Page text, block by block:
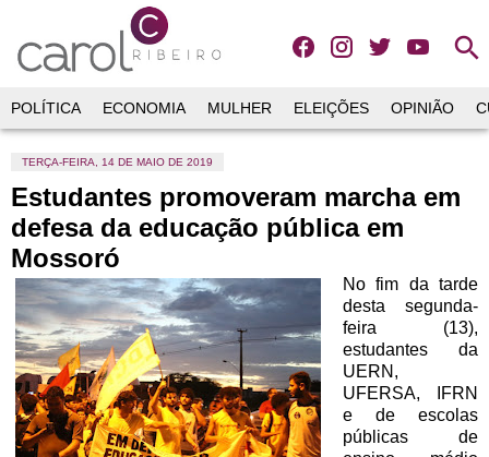
search
POLÍTICA ECONOMIA MULHER ELEIÇÕES OPINIÃO
TERÇA-FEIRA, 14 DE MAIO DE 2019
Estudantes promoveram marcha em
defesa da educação pública em
Mossoró
No fim da tarde
desta segunda-
feira (13),
estudantes da
UERN,
UFERSA, IFRN
e de escolas
públicas de